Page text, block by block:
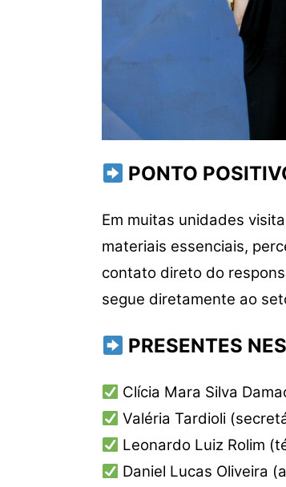
PONTO
Em muitas unidades
materiais essenciais,
contato direto do
segue diretamente ao
PRESENTES
Clícia Mara Silva
Valéria Tardioli
Leonardo Luiz Rolim
Daniel Lucas Oliveira